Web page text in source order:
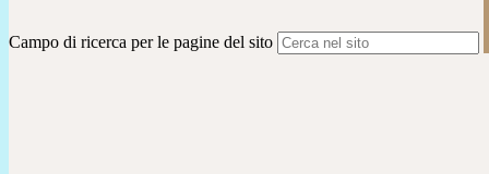
Campo di ricerca per le pagine del sito